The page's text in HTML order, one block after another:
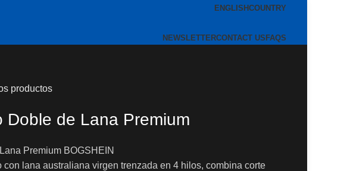
ENGLISHCOUNTRY
NEWSLETTERCONTACT US FAQS
productos
Doble de Lana Premium
Premium BOGSHEIN
con lana australiana virgen trenzada en 4 hilos, combina corte